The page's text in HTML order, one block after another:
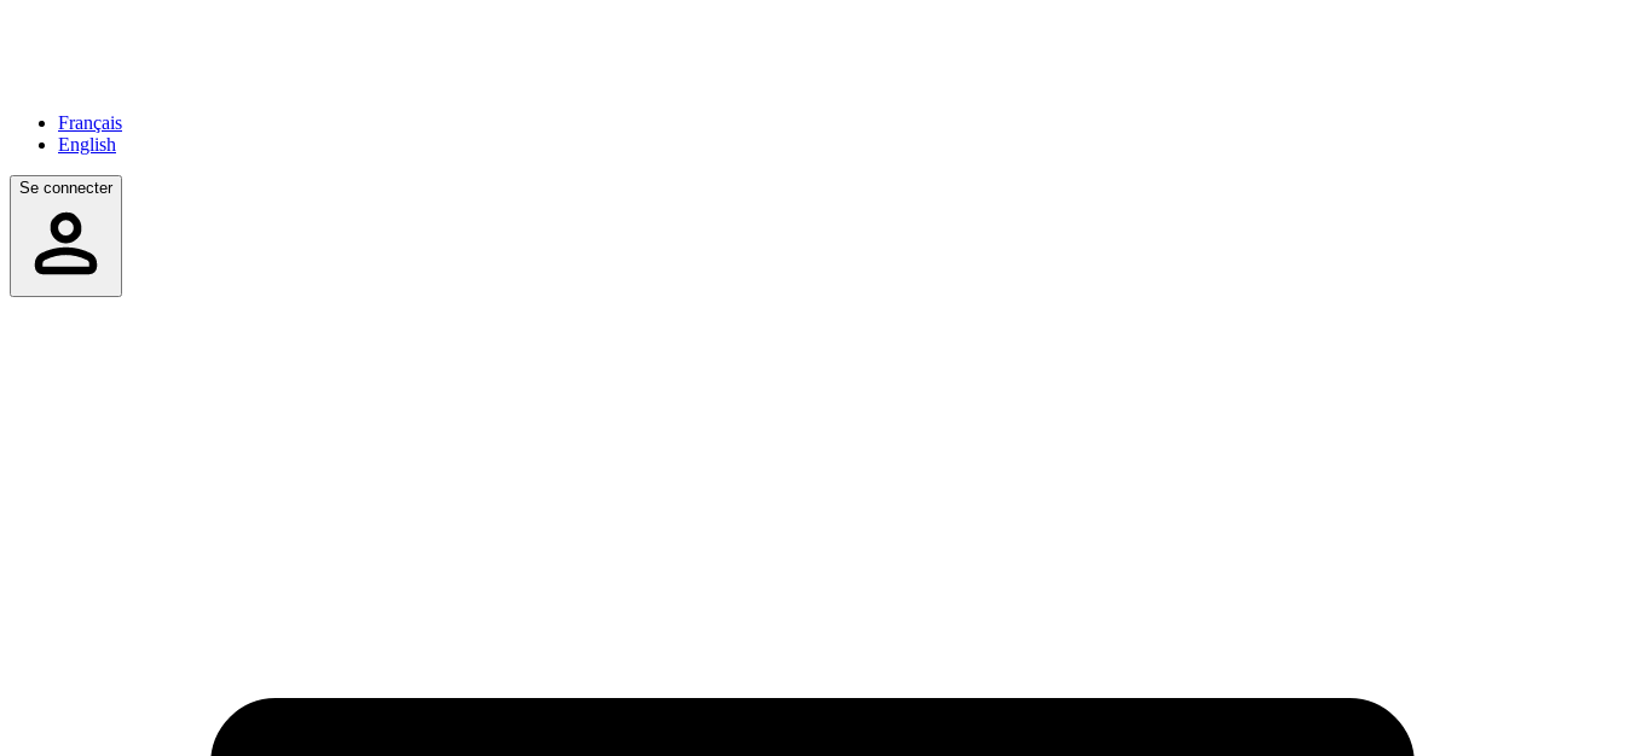
Français
English
Se connecter